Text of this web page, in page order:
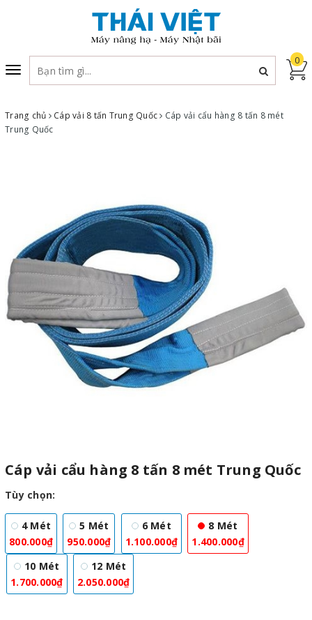
Toggle
navigation
0
Trang chủ Cáp vải 8 tấn Trung Quốc
Cáp vải cẩu hàng 8 tấn 8 mét
Trung Quốc
Cáp vải cẩu hàng 8 tấn 8 mét Trung Quốc
Tùy chọn:
4 Mét
800.000₫
5 Mét
950.000₫
6 Mét
1.100.000₫
8 Mét
1.400.000₫
10 Mét
1.700.000₫
12 Mét
2.050.000₫